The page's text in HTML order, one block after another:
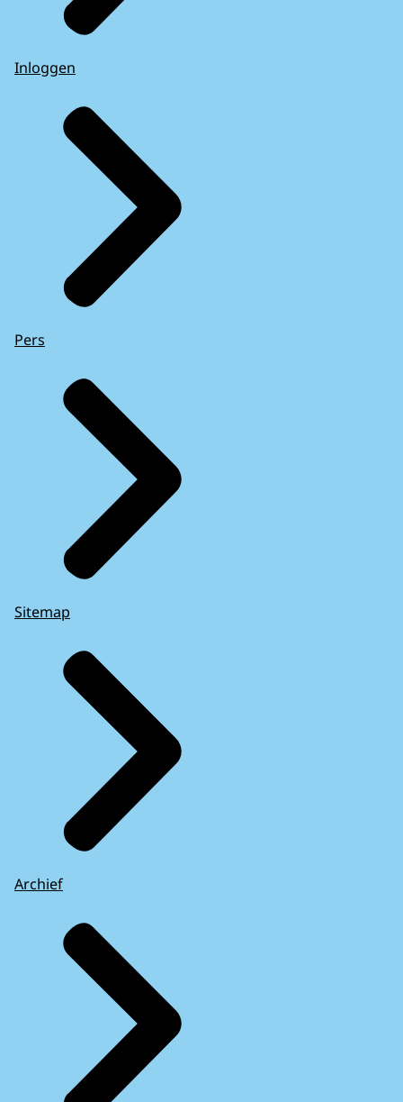
Inloggen
Pers
Sitemap
Archief